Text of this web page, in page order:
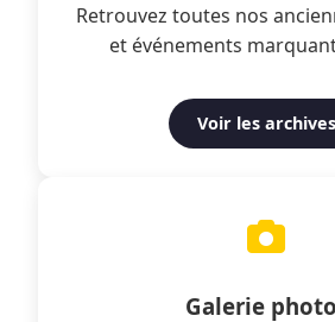
Retrouvez toutes nos
et événements
Voir les archives
Galerie